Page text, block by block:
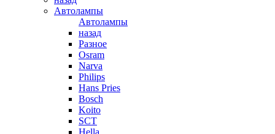
Автолампы
Автолампы
назад
Разное
Osram
Narva
Philips
Hans Pries
Bosch
Koito
SCT
Hella